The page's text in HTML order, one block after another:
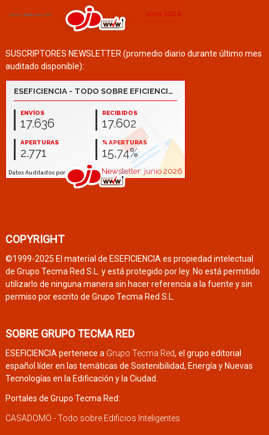
SUSCRIPTORES NEWSLETTER (promedio diario durante último mes
auditado disponible):
COPYRIGHT
©1999-2025 El material de ESEFICIENCIA es propiedad intelectual
de Grupo Tecma Red S.L. y está protegido por ley. No está permitido
utilizarlo de ninguna manera sin hacer referencia a la fuente y sin
permiso por escrito de Grupo Tecma Red S.L.
SOBRE GRUPO TECMA RED
ESEFICIENCIA pertenece a Grupo Tecma Red, el grupo editorial
español líder en las temáticas de Sostenibilidad, Energía y Nuevas
Tecnologías en la Edificación y la Ciudad.
Portales de Grupo Tecma Red:
CASADOMO - Todo sobre Edificios Inteligentes